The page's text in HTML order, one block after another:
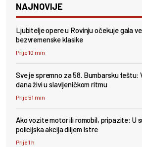
NAJNOVIJE
Ljubitelje opere u Rovinju očekuje gala
bezvremenske klasike
Prije 10 min
Sve je spremno za 58. Bumbarsku feštu:
dana živi u slavljeničkom ritmu
Prije 51 min
Ako vozite motor ili romobil, pripazite: U
policijska akcija diljem Istre
Prije 1 h